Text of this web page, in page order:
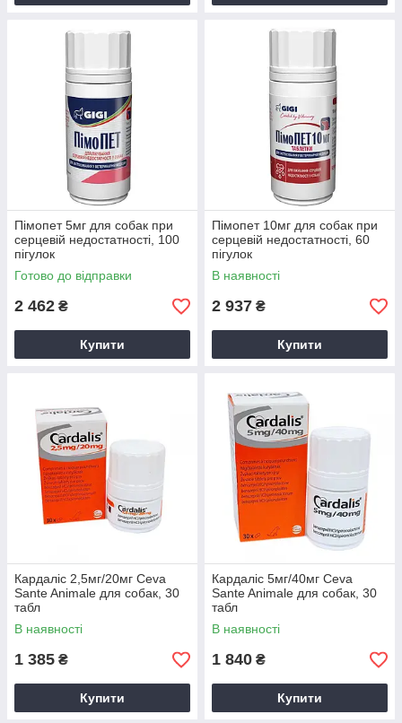
Пімопет 5мг для собак при
серцевій недостатності, 100
пігулок
Готово до відправки
2 462 ₴
Купити
Пімопет 10мг для собак при
серцевій недостатності, 60
пігулок
В наявності
2 937 ₴
Купити
Кардаліс 2,5мг/20мг Ceva
Sante Animale для собак, 30
табл
В наявності
1 385 ₴
Купити
Кардаліс 5мг/40мг Ceva
Sante Animale для собак, 30
табл
В наявності
1 840 ₴
Купити